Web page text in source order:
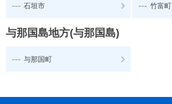
--- 石垣市 --- 竹富町
与那国島地方(与那国島)
--- 与那国町